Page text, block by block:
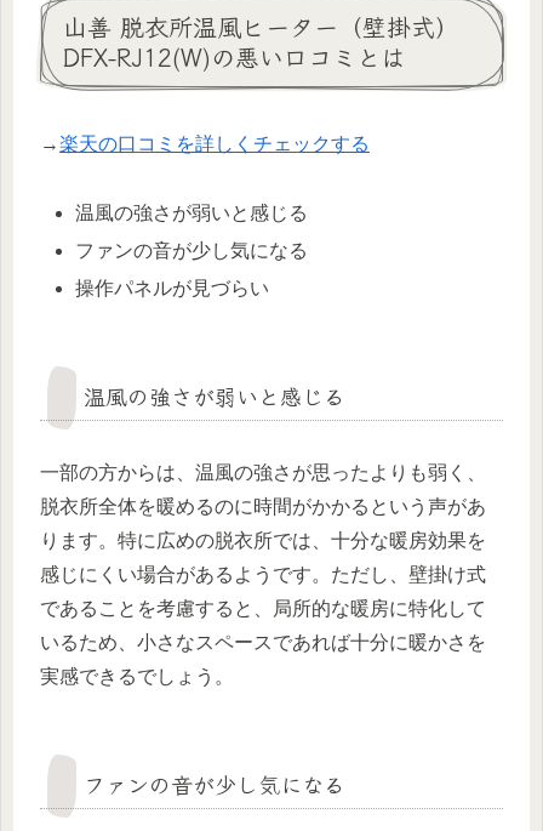
山善 脱衣所温風ヒーター（壁掛式）
DFX-RJ12(W)の悪い口コミとは
→楽天の口コミを詳しくチェックする
温風の強さが弱いと感じる
ファンの音が少し気になる
操作パネルが見づらい
温風の強さが弱いと感じる
一部の方からは、温風の強さが思ったよりも弱く、
脱衣所全体を暖めるのに時間がかかるという声があ
ります。特に広めの脱衣所では、十分な暖房効果を
感じにくい場合があるようです。ただし、壁掛け式
であることを考慮すると、局所的な暖房に特化して
いるため、小さなスペースであれば十分に暖かさを
実感できるでしょう。
ファンの音が少し気になる